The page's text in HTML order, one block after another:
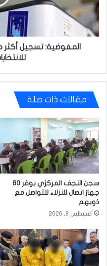
حزباً
وتحالفاً
استعداداً
للانتخابات
المقبلة
مقالات ذات صلة
سجن النجف المركزي يوفر 60
جهاز اتصال للنزلاء للتواصل مع
ذويهم
أغسطس 8, 2026